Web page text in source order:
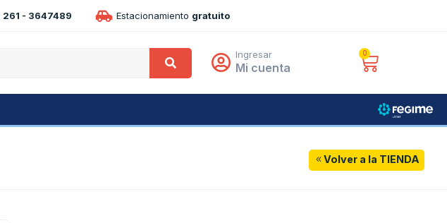
261 - 3647489 Estacionamiento gratuito
Ingresar
Mi cuenta
0
Volver a la TIENDA